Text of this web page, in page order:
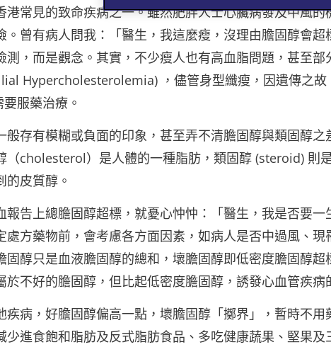
港常見的致命疾病之一。雖然肥胖人士心臟病發及中風
。曾有病人問我：「醫生，我這麼瘦，沒理由膽固醇會超
測，而是觀念。其實，不少瘦人也有高血脂問題，甚至
Hypercholesterolemia) ，儘管身型纖瘦，因遺傳之故
服藥治療。
般存有模糊或負面的印象，甚至弄不清膽固醇與類固醇之
（cholesterol）是人體的一種脂肪，類固醇 (steroid) 則
的皮質醇。
報告上總膽固醇超標，就憂心忡忡：「醫生，我是否要一
處方藥物前，會考慮各方面因素，如病人是否中過風、
固醇只是血液膽固醇的總和，壞膽固醇即低密度膽固醇
於不好的膽固醇，但比起低密度膽固醇，誘發心血管疾病
疾病，好膽固醇偏高一點，壞膽固醇「擲界」，暫時不用
少進食飽和脂肪及反式脂肪食品、多吃健康蔬果、堅果及